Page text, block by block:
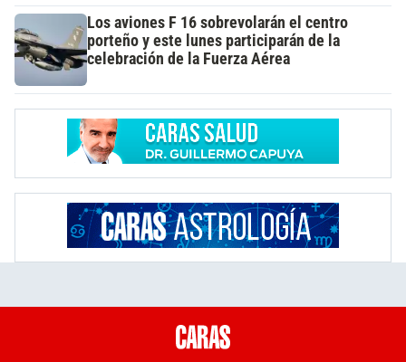
Los aviones F 16 sobrevolarán el centro
porteño y este lunes participarán de la
celebración de la Fuerza Aérea